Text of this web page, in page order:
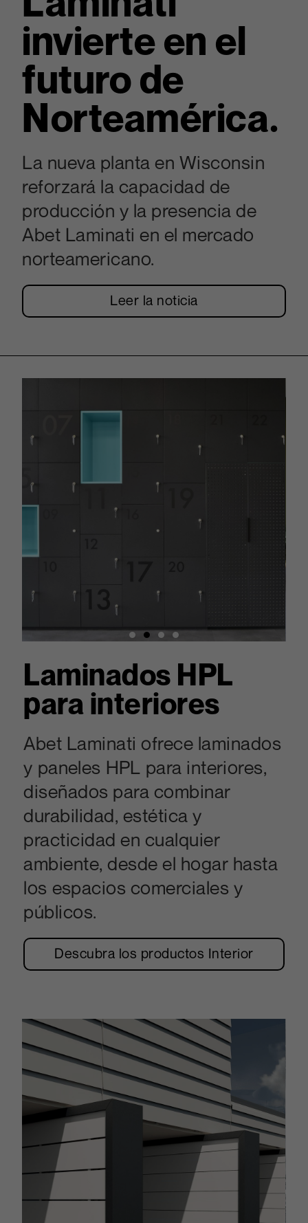
invierte en el
futuro de
Norteamérica.
La nueva planta en Wisconsin
reforzará la capacidad de
producción y la presencia de
Abet Laminati en el mercado
norteamericano.
Leer la noticia
Laminados HPL
para interiores
Abet Laminati ofrece laminados
y paneles HPL para interiores,
diseñados para combinar
durabilidad, estética y
practicidad en cualquier
ambiente, desde el hogar hasta
los espacios comerciales y
públicos.
Descubra los productos Interior